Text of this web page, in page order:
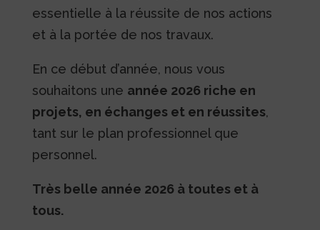
essentielle à la réussite de nos actions
et à la portée de nos travaux.
En ce début d’année, nous vous
souhaitons une année 2026 riche en
projets, en échanges et en réussites,
tant sur le plan professionnel que
personnel.
Très belle année 2026 à toutes et à
tous.